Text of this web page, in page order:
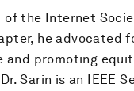
of the Internet
he advocated
and promoting
Sarin is an IEEE